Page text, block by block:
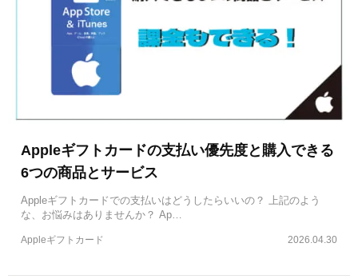
Appleギフトカードの支払い優先度と購入できる
6つの商品とサービス
Appleギフトカードでの支払いはどうしたらいいの？ 上記のよう
な、お悩みはありませんか？ Ap…
2026.04.30
Appleギフトカード